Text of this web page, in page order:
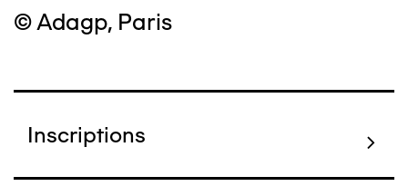
© Adagp, Paris
Inscriptions